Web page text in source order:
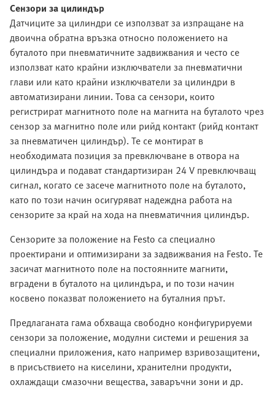
Сензори за цилиндър
Датчиците за цилиндри се използват за изпращане на
двоична обратна връзка относно положението на
буталото при пневматичните задвижвания и често се
използват като крайни изключватели за пневматични
глави или като крайни изключватели за цилиндри в
автоматизирани линии. Това са сензори, които
регистрират магнитното поле на магнита на буталото чрез
сензор за магнитно поле или рийд контакт (рийд контакт
за пневматичен цилиндър). Те се монтират в
необходимата позиция за превключване в отвора на
цилиндъра и подават стандартизиран 24 V превключващ
сигнал, когато се засече магнитното поле на буталото,
като по този начин осигуряват надеждна работа на
сензорите за край на хода на пневматичния цилиндър.
Сензорите за положение на Festo са специално
проектирани и оптимизирани за задвижвания на Festo. Те
засичат магнитното поле на постоянните магнити,
вградени в буталото на цилиндъра, и по този начин
косвено показват положението на буталния прът.
Предлаганата гама обхваща свободно конфигурируеми
сензори за положение, модулни системи и решения за
специални приложения, като например взривозащитени,
в присъствието на киселини, хранителни продукти,
охлаждащи смазочни вещества, заваръчни зони и др.